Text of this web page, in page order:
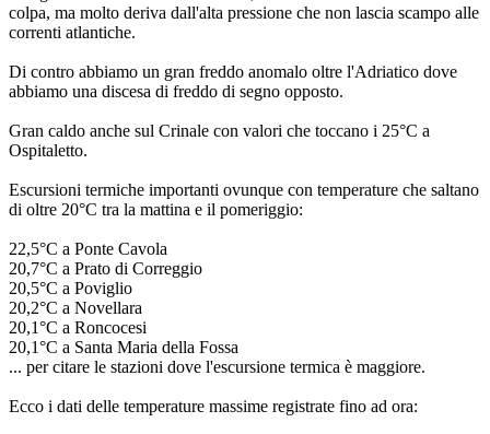
colpa, ma molto deriva dall'alta pressione che non lascia scampo alle
correnti atlantiche.
Di contro abbiamo un gran freddo anomalo oltre l'Adriatico dove
abbiamo una discesa di freddo di segno opposto.
Gran caldo anche sul Crinale con valori che toccano i 25°C a
Ospitaletto.
Escursioni termiche importanti ovunque con temperature che saltano
di oltre 20°C tra la mattina e il pomeriggio:
22,5°C a Ponte Cavola
20,7°C a Prato di Correggio
20,5°C a Poviglio
20,2°C a Novellara
20,1°C a Roncocesi
20,1°C a Santa Maria della Fossa
... per citare le stazioni dove l'escursione termica è maggiore.
Ecco i dati delle temperature massime registrate fino ad ora: